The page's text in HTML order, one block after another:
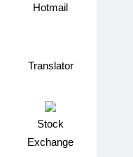
Hotmail
Translator
Stock
Exchange